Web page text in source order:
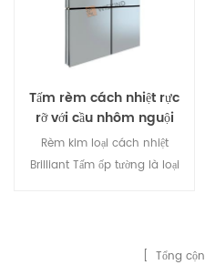
Tấm rèm cách nhiệt rực
rỡ với cầu nhôm nguội
Rèm kim loại cách nhiệt
Brilliant Tấm ốp tường là loại
thể được sử dụng trực tiếp
[ Tổng